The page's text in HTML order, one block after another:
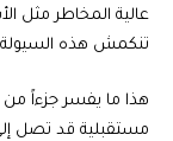
عالية المخاطر مثل
تنكمش هذه السيولة
هذا ما يفسر جزءاً من
مستقبلية قد تصل إلى 200 ألف دولار للبتكوين وفق بعض